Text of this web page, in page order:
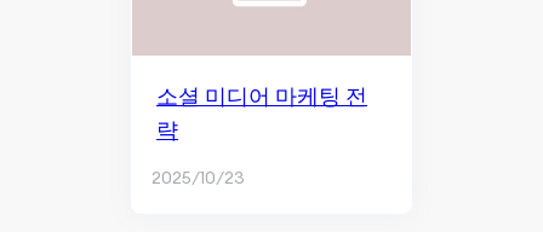
소셜 미디어 마케팅 전
략
2025/10/23